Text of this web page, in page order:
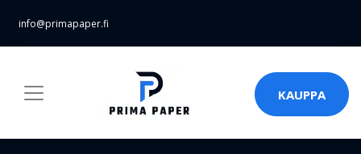
info@primapaper.fi
KAUPPA